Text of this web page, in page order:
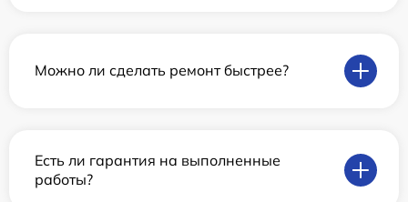
Можно ли сделать ремонт быстрее?
Есть ли гарантия на выполненные
работы?